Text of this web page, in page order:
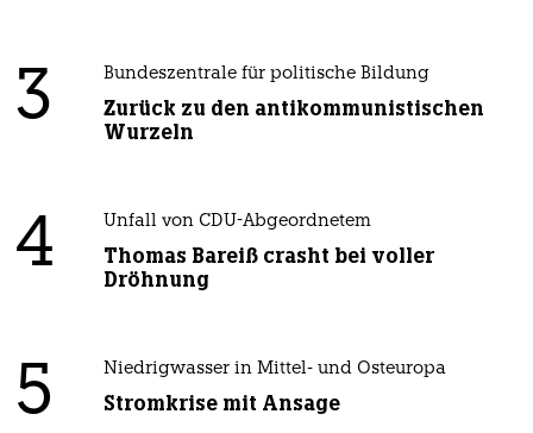
3 Bundeszentrale für politische Bildung
Zurück zu den antikommunistischen
Wurzeln
4 Unfall von CDU-Abgeordnetem
Thomas Bareiß crasht bei voller
Dröhnung
5 Niedrigwasser in Mittel- und Osteuropa
Stromkrise mit Ansage